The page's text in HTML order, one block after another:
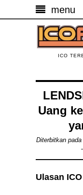
menu
ICO
Uang
Diterbitkan
Ulasan